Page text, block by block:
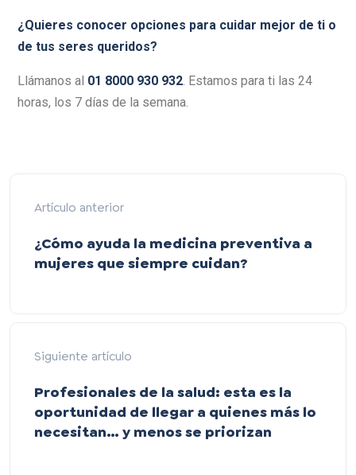
¿Quieres conocer opciones para cuidar mejor de ti o
de tus seres queridos?
Llámanos al 01 8000 930 932. Estamos para ti las 24
horas, los 7 días de la semana.
Artículo anterior
¿Cómo ayuda la medicina preventiva a
mujeres que siempre cuidan?
Siguiente artículo
Profesionales de la salud: esta es la
oportunidad de llegar a quienes más lo
necesitan… y menos se priorizan